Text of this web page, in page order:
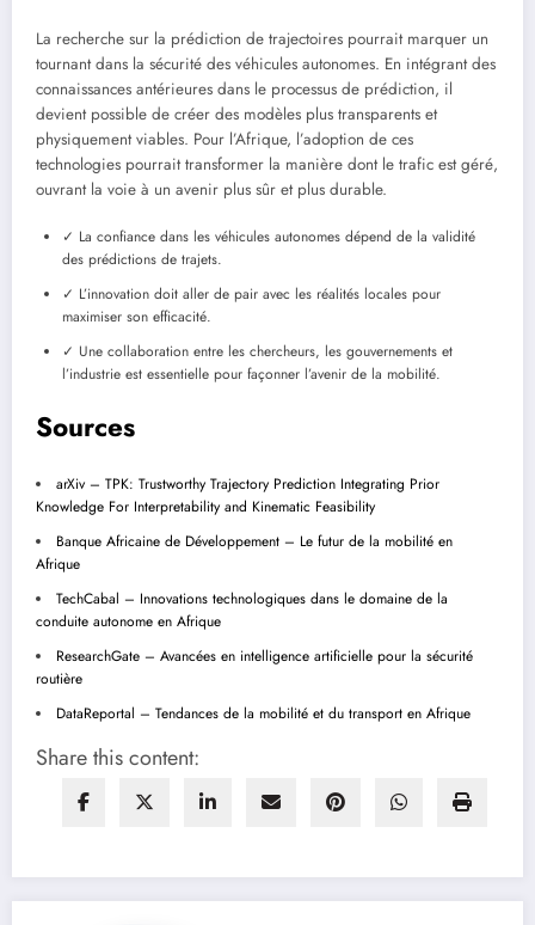
La recherche sur la prédiction de trajectoires pourrait marquer un
tournant dans la sécurité des véhicules autonomes. En intégrant des
connaissances antérieures dans le processus de prédiction, il
devient possible de créer des modèles plus transparents et
physiquement viables. Pour l’Afrique, l’adoption de ces
technologies pourrait transformer la manière dont le trafic est géré,
ouvrant la voie à un avenir plus sûr et plus durable.
✓ La confiance dans les véhicules autonomes dépend de la validité
des prédictions de trajets.
✓ L’innovation doit aller de pair avec les réalités locales pour
maximiser son efficacité.
✓ Une collaboration entre les chercheurs, les gouvernements et
l’industrie est essentielle pour façonner l’avenir de la mobilité.
Sources
arXiv – TPK: Trustworthy Trajectory Prediction Integrating Prior
Knowledge For Interpretability and Kinematic Feasibility
Banque Africaine de Développement – Le futur de la mobilité en
Afrique
TechCabal – Innovations technologiques dans le domaine de la
conduite autonome en Afrique
ResearchGate – Avancées en intelligence artificielle pour la sécurité
routière
DataReportal – Tendances de la mobilité et du transport en Afrique
Share this content: